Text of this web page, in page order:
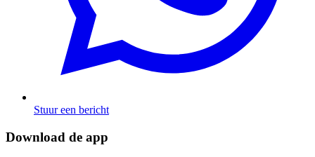
Stuur een bericht
Download de app​​​​‌ ‍ ​‍​‍‌‍ ‌ ​‍‌‍‍‌‌‍‌ ‌‍‍‌‌‍ ‍​‍​‍​ ‍‍​‍​‍‌ ​ ‌‍​‌‌‍ ‍‌‍‍‌‌ ‌​‌ ‍‌​‍ ‍‌‍‍‌‌‍ ​‍​‍​‍ ​​‍​‍‌‍‍​‌ ​‍‌‍‌‌‌‍‌‍​‍​‍​ ‍‍​‍​‍‌‍‍​‌ ‌​‌ ‌​‌ ​​​ ‍‍​‍ ​‍ ‌‍ ​‌‍ ‌‍​ ‌‍​‌‌‍ ​‌‍‍​‌‍ ‌ ​ ‌ ‌​​ ‍‍​ ​ ​ ​ ​ ​ ​ ​ ​‍ ‌‍‍‌‌‍ ‍‌ ‌​‌‍‌‌‌‍ ‍‌ ‌​​‍ ‌‍‌‌‌‍‌​‌‍‍‌‌ ‌​​‍ ‌‍ ‌‌‍ ‌‍‌​‌‍‌‌​ ‌‌ ​​‌ ​‍‌‍‌‌‌ ​ ‌‍‌‌‌‍ ‍‌ ‌​‌‍​‌‌ ‌​‌‍‍‌‌‍ ‌‍ ‍​ ‍ ‌‍‍‌‌‍‌​​ ‌‌‍‌ ‌‍ ​‌‍ ‌‍​‍‌‍​‌‌‍ ​​ ‍ ‌ ‌​‌ ‍‌‌ ​​‌‍‌‌​ ‌‌‍‌ ‌‍ ​‌‍ ‌‍​‍‌‍​‌‌‍ ​​ ‍ ‌ ​​‌‍​‌‌ ‌​‌‍‍​​ ‌‌‍‌‍‌‍ ‌‍ ‌ ‌​‌‍‌‌‌ ​‍​‍ ‍‌‍​‌‌ ​​‌ ​​‌​‌​‌‍ ‌ ‌ ‌‍ ‍‌‍ ​‌‍ ‌‍​‌‌‍‌​​‍ ‍‌ ‌​‌‍‍‌‌ ‌​‌‍ ​‌‍‌‌​ ‌‍​‍‌‍​‌‌ ​ ‌‍‌‌‌‌‌‌‌ ​‍‌‍ ​​ ‌‌‍‍​‌ ‌​‌ ‌​‌ ​​​‍‌‌​ ​ ‌​​‌​‍‌‌​ ​‍‌​‌‍​‍‌‌​ ​‍‌​‌‍‌‍ ​‌‍ ‌‍​ ‌‍​‌‌‍ ​‌‍‍​‌‍ ‌ ​ ‌ ‌​​‍‌‌​ ​ ‌​​‌​ ​ ​ ​ ​ ​ ​ ​ ​‍‌‍‌‍‍‌‌‍‌​​ ‌‌‍‌ ‌‍ ​‌‍ ‌‍​‍‌‍​‌‌‍ ​​‍‌‍‌ ‌​‌ ‍‌‌ ​​‌‍‌‌​ ‌‌‍‌ ‌‍ ​‌‍ ‌‍​‍‌‍​‌‌‍ ​​‍‌‍‌ ​​‌‍​‌‌ ‌​‌‍‍​​ ‌‌‍‌‍‌‍ ‌‍ ‌ ‌​‌‍‌‌‌ ​‍​‍ ‍‌‍​‌‌ ​​‌ ​​‌​‌​‌‍ ‌ ‌ ‌‍ ‍‌‍ ​‌‍ ‌‍​‌‌‍‌​​‍ ‍‌ ‌​‌‍‍‌‌ ‌​‌‍ ​‌‍‌‌​‍‌‍‌ ​​‌‍‌‌‌ ​‍‌ ​ ‌ ​​‌‍‌‌‌‍​ ‌ ‌​‌‍‍‌‌ ‌‍‌‍‌‌​ ‌‌ ​​‌ ‌‌‌‍​‍‌‍ ​‌‍‍‌‌ ​ ‌‍‍​‌‍‌‌‌‍‌​​‍​‍‌ ‌